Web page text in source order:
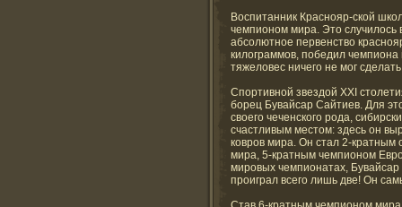
Воспитанник Краснояр-ской
чемпионом мира. Это случилось
абсолютное первенство
килограммов, победил
тяжеловес ничего не мог
Спортивной звездой XXI
борец Бувайсар Сайтиев. Для
своего чеченского рода,
счастливым местом: здесь он
ковров мира. Он стал 2-
мира, 5-кратным чемпионом
мировых чемпионатах,
проиграл всего лишь две! Он